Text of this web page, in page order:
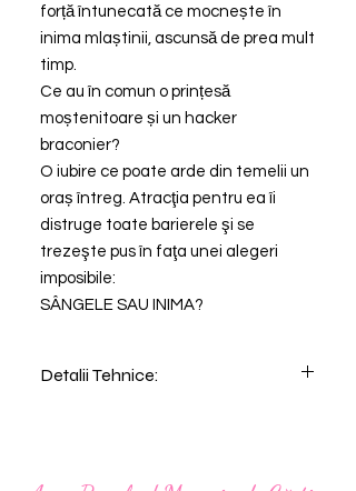
forță întunecată ce mocnește în
inima mlaștinii, ascunsă de prea mult
timp.
Ce au în comun o prințesă
moștenitoare și un hacker
braconier?
O iubire ce poate arde din temelii un
oraș întreg. Atracţia pentru ea îi
distruge toate barierele şi se
trezeşte pus în faţa unei alegeri
imposibile:
SÂNGELE SAU INIMA?
Detalii Tehnice:
PRINTED EDGES